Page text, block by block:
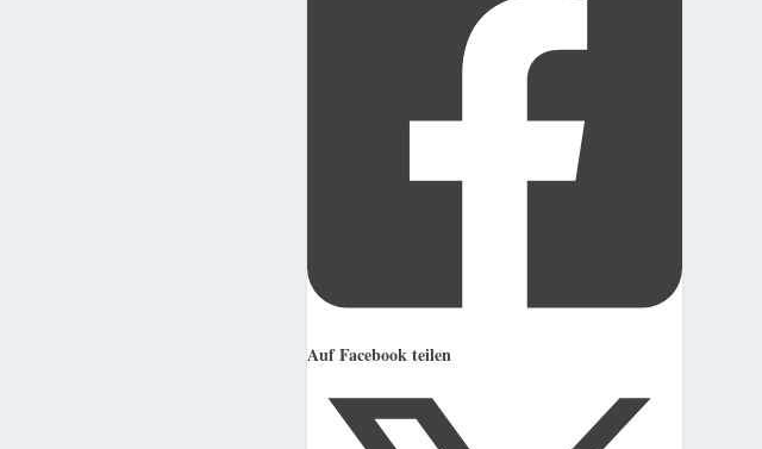
Auf Facebook teilen